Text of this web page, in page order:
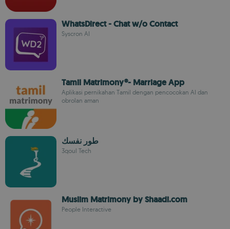
WhatsDirect - Chat w/o Contact
Syscron AI
Tamil Matrimony®- Marriage App
Aplikasi pernikahan Tamil dengan pencocokan AI dan
obrolan aman
طور نفسك
3qoul Tech
Muslim Matrimony by Shaadi.com
People Interactive